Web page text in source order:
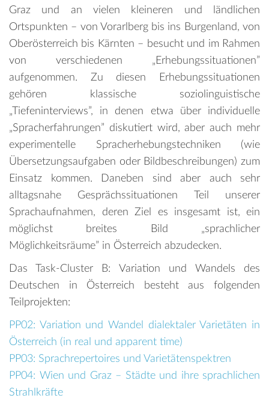
Graz und an vielen kleineren und ländlichen
Ortspunkten – von Vorarlberg bis ins Burgenland, von
Oberösterreich bis Kärnten – besucht und im Rahmen
von verschiedenen „Erhebungssituationen”
aufgenommen. Zu diesen Erhebungssituationen
gehören klassische soziolinguistische
„Tiefeninterviews”, in denen etwa über individuelle
„Spracherfahrungen” diskutiert wird, aber auch mehr
experimentelle Spracherhebungstechniken (wie
Übersetzungsaufgaben oder Bildbeschreibungen) zum
Einsatz kommen. Daneben sind aber auch sehr
alltagsnahe Gesprächssituationen Teil unserer
Sprachaufnahmen, deren Ziel es insgesamt ist, ein
möglichst breites Bild „sprachlicher
Möglichkeitsräume” in Österreich abzudecken.
Das Task-Cluster B: Variation und Wandels des
Deutschen in Österreich besteht aus folgenden
Teilprojekten:
PP02: Variation und Wandel dialektaler Varietäten in
Österreich (in real und apparent time)
PP03: Sprachrepertoires und Varietätenspektren
PP04: Wien und Graz – Städte und ihre sprachlichen
Strahlkräfte